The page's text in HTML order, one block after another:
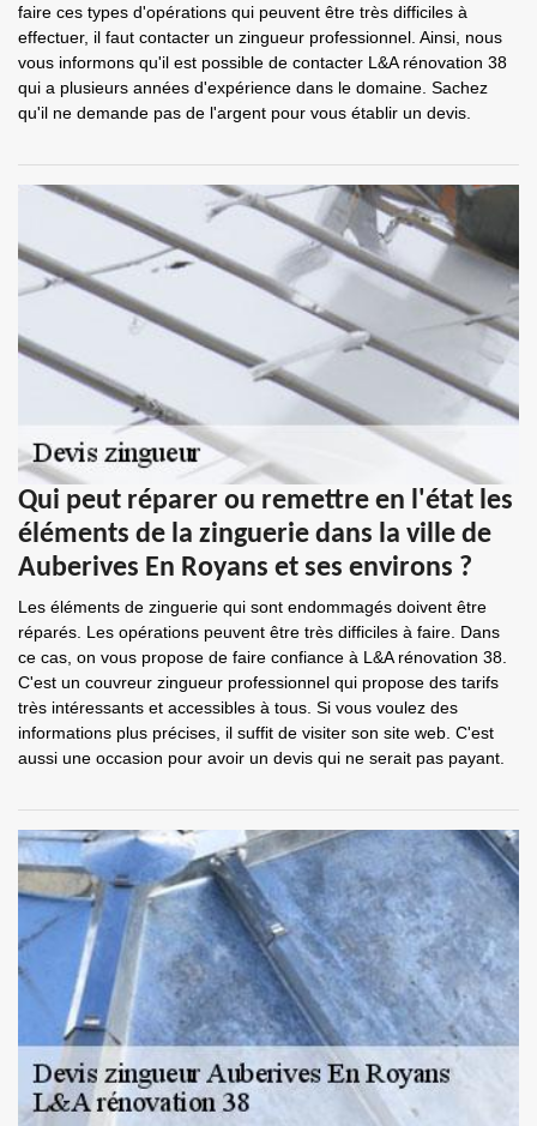
faire ces types d'opérations qui peuvent être très difficiles à
effectuer, il faut contacter un zingueur professionnel. Ainsi, nous
vous informons qu'il est possible de contacter L&A rénovation 38
qui a plusieurs années d'expérience dans le domaine. Sachez
qu'il ne demande pas de l'argent pour vous établir un devis.
Qui peut réparer ou remettre en l'état les
éléments de la zinguerie dans la ville de
Auberives En Royans et ses environs ?
Les éléments de zinguerie qui sont endommagés doivent être
réparés. Les opérations peuvent être très difficiles à faire. Dans
ce cas, on vous propose de faire confiance à L&A rénovation 38.
C'est un couvreur zingueur professionnel qui propose des tarifs
très intéressants et accessibles à tous. Si vous voulez des
informations plus précises, il suffit de visiter son site web. C'est
aussi une occasion pour avoir un devis qui ne serait pas payant.